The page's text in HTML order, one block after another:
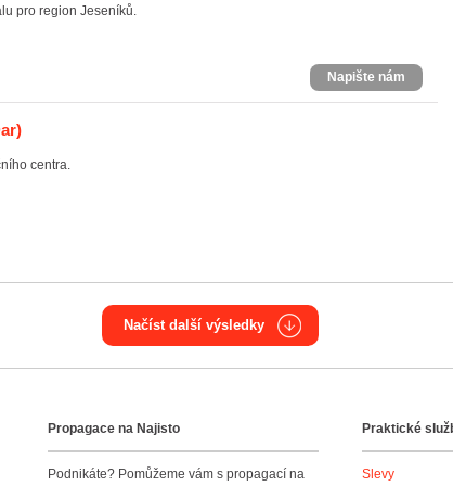
pro region Jeseníků.
Napište nám
centra.
Načíst další výsledky
Agentura NajistoPropagace na Najisto
Podnikáte? Pomůžeme vám s propagací na
Praktické
Slevy